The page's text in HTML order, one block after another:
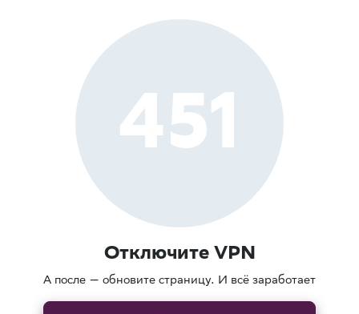
451
Отключите VPN
А после — обновите страницу. И всё заработает